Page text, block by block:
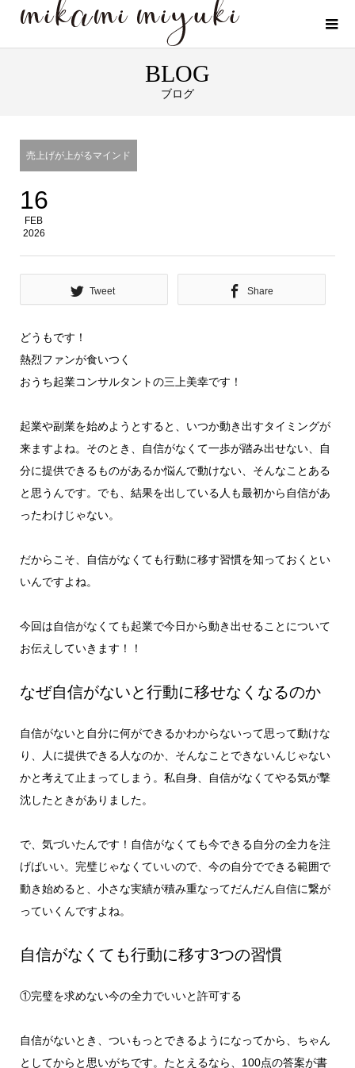
BLOG
ブログ
売上げが上がるマインド
16
FEB
2026
Tweet Share
どうもです！
熱烈ファンが食いつく
おうち起業コンサルタントの三上美幸です！
起業や副業を始めようとすると、いつか動き出すタイミングが
来ますよね。そのとき、自信がなくて一歩が踏み出せない、自
分に提供できるものがあるか悩んで動けない、そんなことある
と思うんです。でも、結果を出している人も最初から自信があ
ったわけじゃない。
だからこそ、自信がなくても行動に移す習慣を知っておくとい
いんですよね。
今回は自信がなくても起業で今日から動き出せることについて
お伝えしていきます！！
なぜ自信がないと行動に移せなくなるのか
自信がないと自分に何ができるかわからないって思って動けな
り、人に提供できる人なのか、そんなことできないんじゃない
かと考えて止まってしまう。私自身、自信がなくてやる気が撃
沈したときがありました。
で、気づいたんです！自信がなくても今できる自分の全力を注
げばいい。完璧じゃなくていいので、今の自分でできる範囲で
動き始めると、小さな実績が積み重なってだんだん自信に繋が
っていくんですよね。
自信がなくても行動に移す3つの習慣
①完璧を求めない今の全力でいいと許可する
自信がないとき、ついもっとできるようになってから、ちゃん
としてからと思いがちです。たとえるなら、100点の答案が書